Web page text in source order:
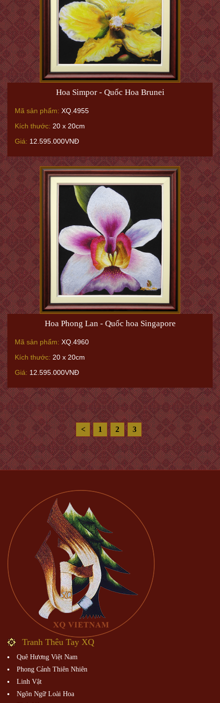
Hoa Simpor - Quốc Hoa Brunei
Mã sản phẩm: XQ.4955
Kích thước: 20 x 20cm
Giá: 12.595.000VNĐ
Hoa Phong Lan - Quốc hoa Singapore
Mã sản phẩm: XQ.4960
Kích thước: 20 x 20cm
Giá: 12.595.000VNĐ
< 1 2 3
Tranh Thêu Tay XQ
Quê Hương Việt Nam
Phong Cảnh Thiên Nhiên
Linh Vật
Ngôn Ngữ Loài Hoa